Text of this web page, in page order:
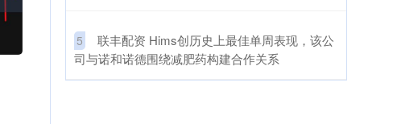
5
​联丰配资 Hims创历史上最佳单周表现，该公
司与诺和诺德围绕减肥药构建合作关系